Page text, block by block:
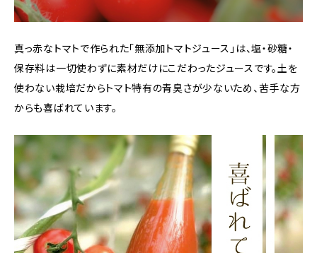
真っ赤なトマトで作られた「無添加トマトジュース」は、塩・砂糖・
保存料は一切使わずに素材だけにこだわったジュースです。土を
使わない栽培だからトマト特有の青臭さが少ないため、苦手な方
からも喜ばれています。